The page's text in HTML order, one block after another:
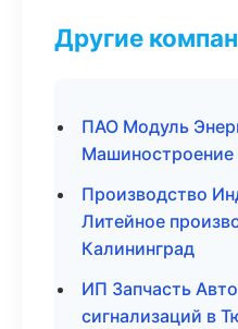
Другие
ПАО Модуль
Машиностроение
Производство
Литейное
Калининград
ИП Запчасть
сигнализаций в